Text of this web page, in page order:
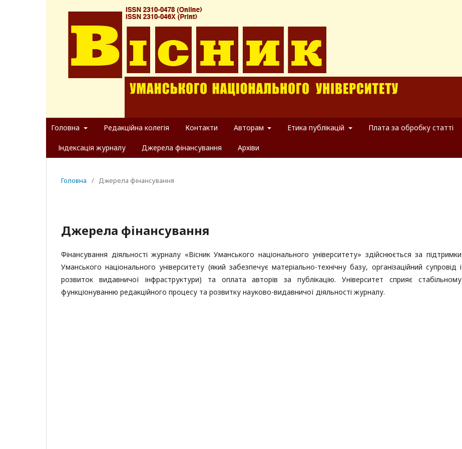
Головна Редакційна колегія Контакти Авторам Етика публікацій Плата за обробку статті
Індексація журналу Джерела фінансування Архіви
Головна / Джерела фінансування
Джерела фінансування
Фінансування діяльності журналу «Вісник Уманського національного університету» здійснюється за підтримки
Уманського національного університету (який забезпечує матеріально-технічну базу, організаційний супровід і
розвиток видавничої інфраструктури) та оплата авторів за публікацію. Університет сприяє стабільному
функціонуванню редакційного процесу та розвитку науково-видавничої діяльності журналу.